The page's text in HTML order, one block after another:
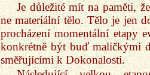
Je důležité mít na paměti,
ne materiální tělo. Tělo je jen
procházení momentální etapy
konkrétně být buď maličkými
směřujícími k Dokonalosti.